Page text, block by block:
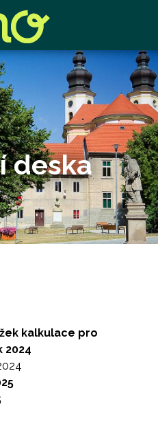
deska
kalkulace pro
2024